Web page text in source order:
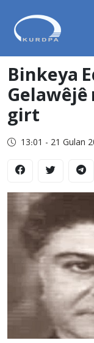
Binkeya
Gelawêjê
girt
13:01 - 21 Gulan